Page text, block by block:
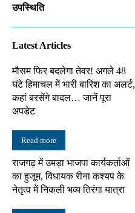
उपस्थिति
Latest Articles
मौसम फिर बदलेगा तेवर! अगले 48
घंटे हिमाचल में भारी बारिश का अलर्ट,
कहां बरसेंगे बादल… जानें पूरा
अपडेट
Read more
राजगढ़ में उमड़ा भाजपा कार्यकर्ताओं
का हुजूम, विधायक रीना कश्यप के
नेतृत्व में निकली भव्य तिरंगा यात्रा